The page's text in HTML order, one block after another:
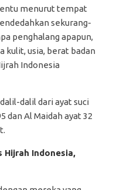
menurut tempat
sekurang-
penghalang apapun,
kulit, usia, berat badan
Indonesia
dalil dari ayat suci
dan Al Maidah ayat 32
Hijrah Indonesia,